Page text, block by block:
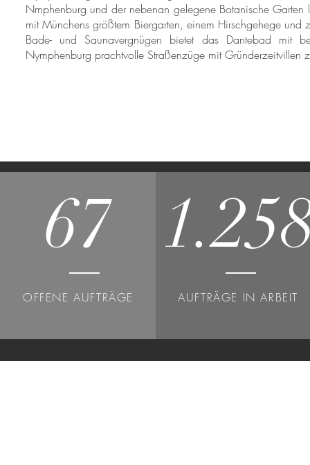
Nmphenburg und der nebenan gelegene Botanische
mit Münchens größtem Biergarten, einem Hirschgehege und
Bade- und Saunavergnügen bietet das Dantebad mit
Nymphenburg prachtvolle Straßenzüge mit Gründerzeitvillen
67
OFFENE AUFTRÄGE AUFTRÄGE IN ARBEIT